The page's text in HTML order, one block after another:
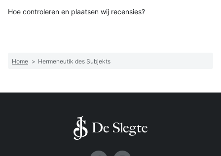
Hoe controleren en plaatsen wij recensies?
Home > Hermeneutik des Subjekts